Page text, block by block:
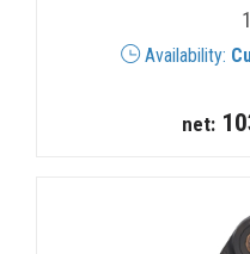
Availability:
net: